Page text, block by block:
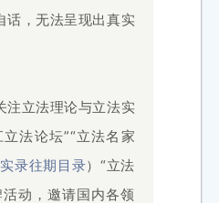
话，无法呈现出真实
注立法理论与立法实
法论坛”“立法名家
录往期目录）“立法
动，邀请国内各领